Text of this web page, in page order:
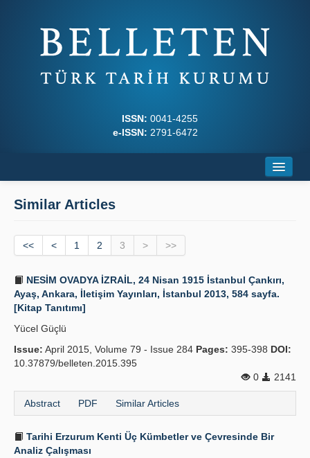
ISSN: 0041-4255
e-ISSN: 2791-6472
Journal Boards
Writing Rules
Principles
Publication Policies
Guidelines
Similar Articles
<< < 1 2 3 > >>
NESİM OVADYA İZRAİL, 24 Nisan 1915 İstanbul Çankırı,
Ayaş, Ankara, İletişim Yayınları, İstanbul 2013, 584 sayfa.
[Kitap Tanıtımı]
Yücel Güçlü
Issue: April 2015, Volume 79 - Issue 284 Pages: 395-398 DOI:
10.37879/belleten.2015.395
0
2141
Abstract PDF Similar Articles
Tarihi Erzurum Kenti Üç Kümbetler ve Çevresinde Bir
Analiz Çalışması